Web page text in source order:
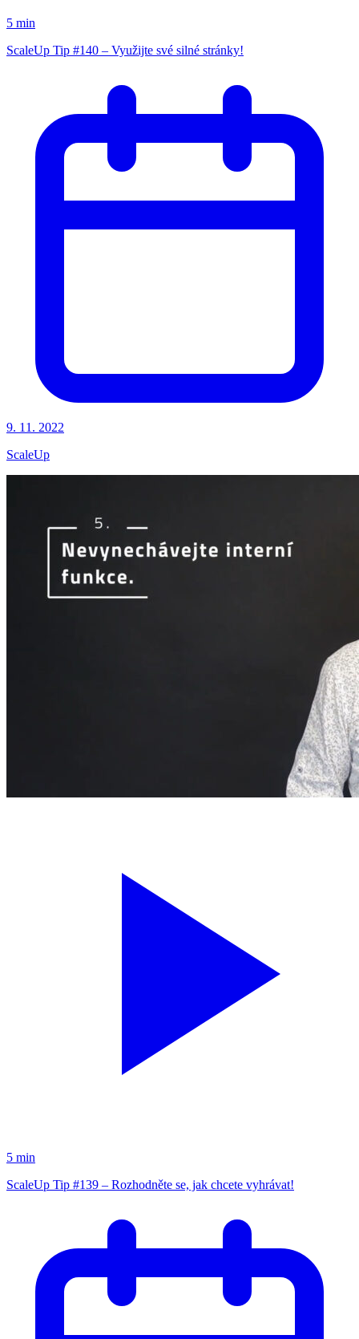
5 min
ScaleUp Tip #140 – Využijte své silné stránky!
9. 11. 2022
ScaleUp
5 min
ScaleUp Tip #139 – Rozhodněte se, jak chcete vyhrávat!